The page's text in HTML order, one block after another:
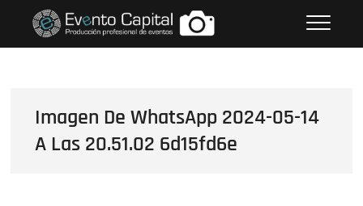
contenido
FOTOS GRUPO EMPRESARIAL
Imagen De WhatsApp 2024-05-14
A Las 20.51.02 6d15fd6e